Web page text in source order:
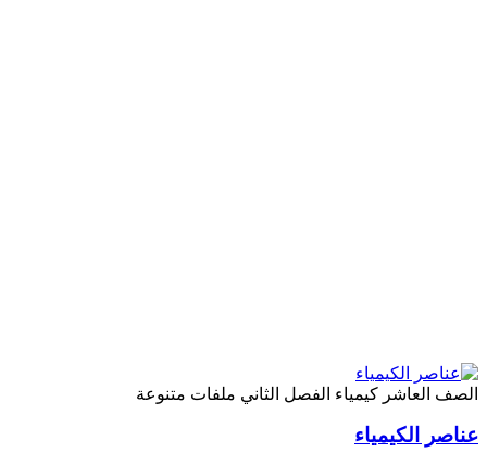
الصف العاشر كيمياء الفصل الثاني ملفات متنوعة
عناصر الكيمياء